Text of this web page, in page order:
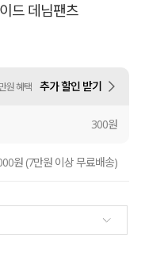
어
드 데님팬츠
원 혜택 추가 할인 받기
300원
원 (7만원 이상 무료배송)